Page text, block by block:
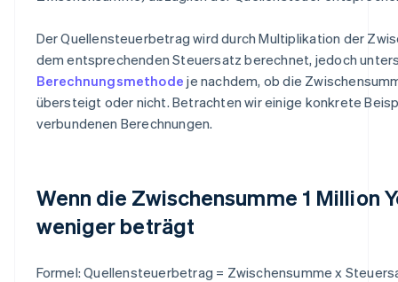
Der Quellensteuerbetrag wird durch Multiplikation der
dem entsprechenden Steuersatz berechnet, jedoch
Berechnungsmethode je nachdem, ob die
übersteigt oder nicht. Betrachten wir einige konkrete
verbundenen Berechnungen.
Wenn die Zwischensumme 1 Million
weniger beträgt
Formel:Quellensteuerbetrag = Zwischensumme x